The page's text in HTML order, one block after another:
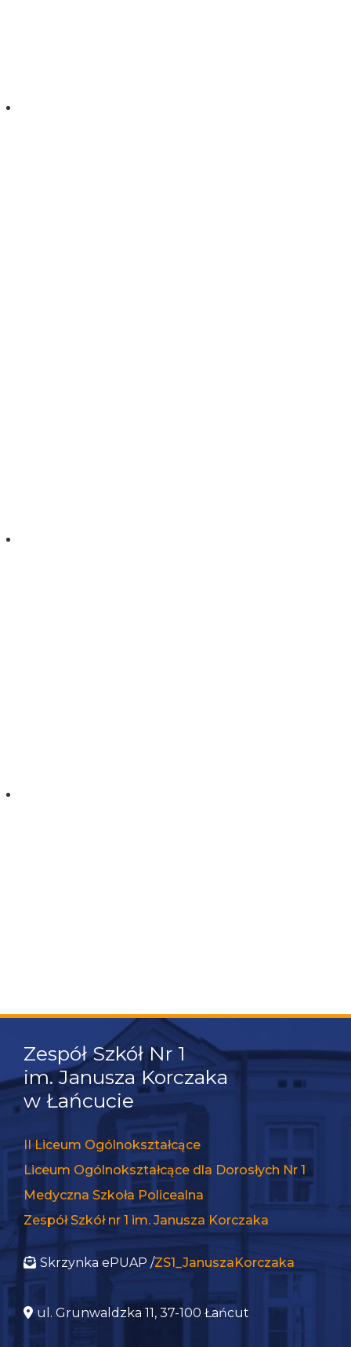
Zespół Szkół Nr 1
im. Janusza Korczaka
w Łańcucie
II Liceum Ogólnokształcące
Liceum Ogólnokształcące dla Dorosłych Nr 1
Medyczna Szkoła Policealna
Zespół Szkół nr 1 im. Janusza Korczaka
Skrzynka ePUAP /ZS1_JanuszaKorczaka
ul. Grunwaldzka 11, 37-100 Łańcut